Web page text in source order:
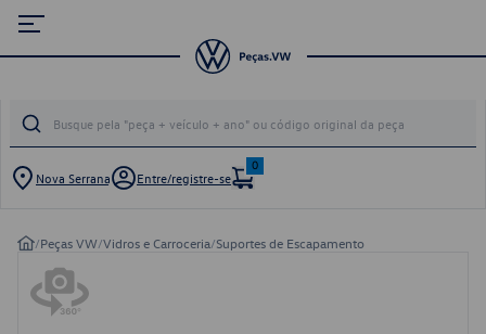
Nova Serrana Entre/registre-se
0
/Peças VW/Vidros e Carroceria/Suportes de Escapamento